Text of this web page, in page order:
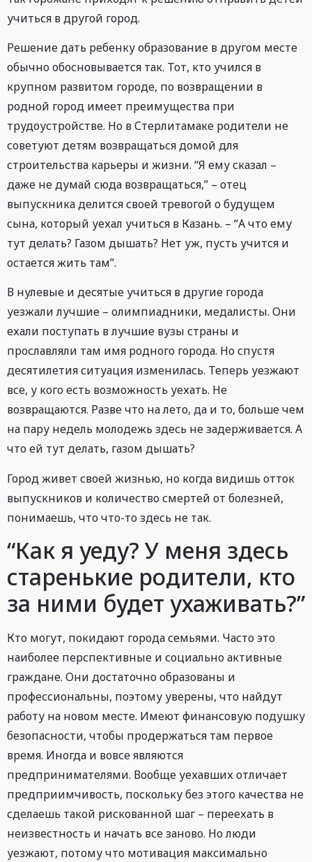
учиться в другой город.
Решение дать ребенку образование в другом месте
обычно обосновывается так. Тот, кто учился в
крупном развитом городе, по возвращении в
родной город имеет преимущества при
трудоустройстве. Но в Стерлитамаке родители не
советуют детям возвращаться домой для
строительства карьеры и жизни. “Я ему сказал –
даже не думай сюда возвращаться,” – отец
выпускника делится своей тревогой о будущем
сына, который уехал учиться в Казань. – “А что ему
тут делать? Газом дышать? Нет уж, пусть учится и
остается жить там”.
В нулевые и десятые учиться в другие города
уезжали лучшие – олимпиадники, медалисты. Они
ехали поступать в лучшие вузы страны и
прославляли там имя родного города. Но спустя
десятилетия ситуация изменилась. Теперь уезжают
все, у кого есть возможность уехать. Не
возвращаются. Разве что на лето, да и то, больше чем
на пару недель молодежь здесь не задерживается. А
что ей тут делать, газом дышать?
Город живет своей жизнью, но когда видишь отток
выпускников и количество смертей от болезней,
понимаешь, что что-то здесь не так.
“Как я уеду? У меня здесь
старенькие родители, кто
за ними будет ухаживать?”
Кто могут, покидают города семьями. Часто это
наиболее перспективные и социально активные
граждане. Они достаточно образованы и
профессиональны, поэтому уверены, что найдут
работу на новом месте. Имеют финансовую подушку
безопасности, чтобы продержаться там первое
время. Иногда и вовсе являются
предпринимателями. Вообще уехавших отличает
предприимчивость, поскольку без этого качества не
сделаешь такой рискованной шаг – переехать в
неизвестность и начать все заново. Но люди
уезжают, потому что мотивация максимально